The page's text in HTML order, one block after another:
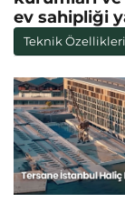
ev sahipliği
Teknik